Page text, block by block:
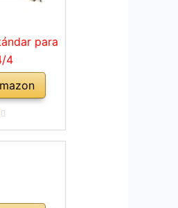
para
4